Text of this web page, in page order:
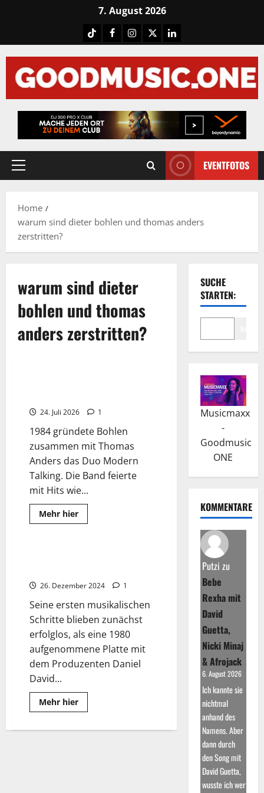
7. August 2026
TiktokFacebook
Instagram
X LinkedIN
Primary
EVENTFOTOS
Home
warum sind dieter bohlen und thomas anders
zerstritten?
warum sind dieter
bohlen und thomas
anders zerstritten?
24. Juli 2026 1
1984 gründete Bohlen
zusammen mit Thomas
Anders das Duo Modern
Talking. Die Band feierte
mit Hits wie...
Mehr hierRead
more
Produzent
Wissenswertes
26. Dezember 2024 1
Seine ersten musikalischen
Schritte blieben zunächst
erfolglos, als eine 1980
aufgenommene Platte mit
dem Produzenten Daniel
David...
Mehr hierRead
more
Anders:
SUCHE
STARTEN:
Musicmaxx
-
Goodmusic
ONE
KOMMENTARE
Putzi zu
Bebe
Rexha mit
David
Guetta,
Nicki Minaj
& Afrojack
6. August 2026
Ich kannte sie
nichtmal
anhand des
Namens. Aber
dann durch
den Song mit
David Guetta,
wusste ich wer